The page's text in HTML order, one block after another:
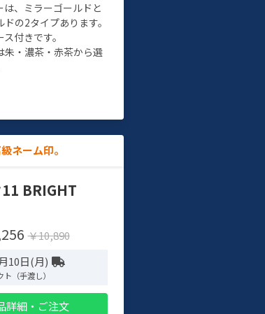
は、ミラーゴールドと
の2タイプあります。
付きです。
朱・濃茶・赤茶から選
ネーム印。
BRIGHT
￥10,890
10日(月)
（手渡し）
詳細・ご注文